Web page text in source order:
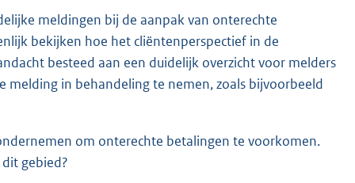
meldingen bij de aanpak van onterechte
bekijken hoe het cliëntenperspectief in de
besteed aan een duidelijk overzicht voor melders
in behandeling te nemen, zoals bijvoorbeeld
om onterechte betalingen te voorkomen.
gebied?